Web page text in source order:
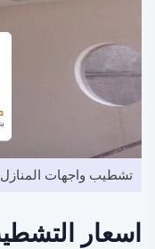
تشطيب واجهات المنازل
اسعار